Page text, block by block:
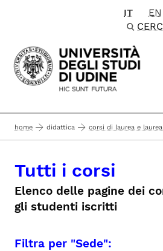
Passa al contenuto
IT EN
home didattica corsi di laurea e
Tutti i corsi
Elenco delle pagine dei
gli studenti iscritti
Filtra per "Sede":